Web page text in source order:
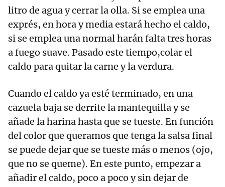
litro de agua y cerrar la olla. Si se emplea una
exprés, en hora y media estará hecho el caldo,
si se emplea una normal harán falta tres horas
a fuego suave. Pasado este tiempo,colar el
caldo para quitar la carne y la verdura.
Cuando el caldo ya esté terminado, en una
cazuela baja se derrite la mantequilla y se
añade la harina hasta que se tueste. En función
del color que queramos que tenga la salsa final
se puede dejar que se tueste más o menos (ojo,
que no se queme). En este punto, empezar a
añadir el caldo, poco a poco y sin dejar de